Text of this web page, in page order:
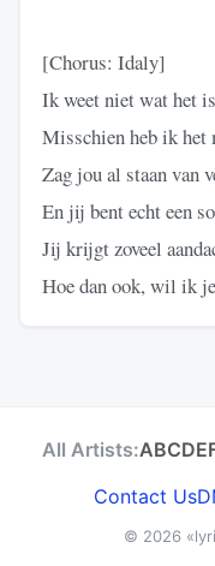
[Chorus: Idaly]
Ik weet niet wat het is
Misschien heb ik het
Zag jou al staan van
En jij bent echt een
Jij krijgt zoveel
Hoe dan ook, wil ik
All Artists:ABCDE
Contact Us
© 2026